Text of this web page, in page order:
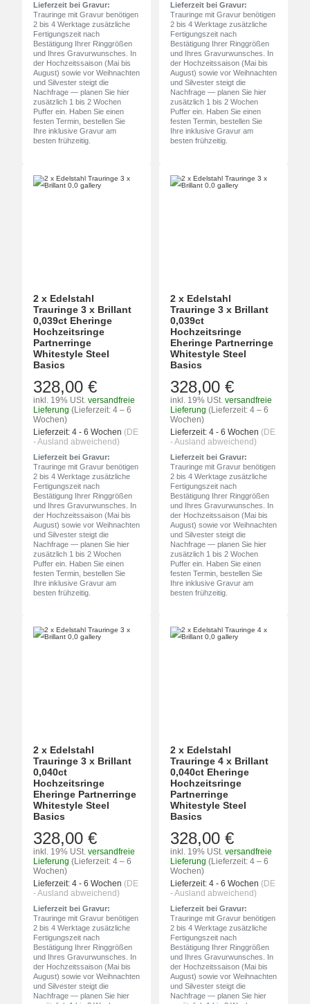
Lieferzeit bei Gravur:
Trauringe mit Gravur benötigen
2 bis 4 Werktage zusätzliche
Fertigungszeit nach
Bestätigung Ihrer Ringgrößen
und Ihres Gravurwunsches. In
der Hochzeitssaison (Mai bis
August) sowie vor Weihnachten
und Silvester steigt die
Nachfrage — planen Sie hier
zusätzlich 1 bis 2 Wochen
Puffer ein. Haben Sie einen
festen Termin, bestellen Sie
Ihre inklusive Gravur am
besten frühzeitig.
Lieferzeit bei Gravur:
Trauringe mit Gravur benötigen
2 bis 4 Werktage zusätzliche
Fertigungszeit nach
Bestätigung Ihrer Ringgrößen
und Ihres Gravurwunsches. In
der Hochzeitssaison (Mai bis
August) sowie vor Weihnachten
und Silvester steigt die
Nachfrage — planen Sie hier
zusätzlich 1 bis 2 Wochen
Puffer ein. Haben Sie einen
festen Termin, bestellen Sie
Ihre inklusive Gravur am
besten frühzeitig.
2 x Edelstahl
Trauringe 3 x Brillant
0,039ct Eheringe
Hochzeitsringe
Partnerringe
Whitestyle Steel
Basics
328,00 €
inkl. 19% USt. versandfreie
Lieferung (Lieferzeit: 4 – 6
Wochen)
Lieferzeit: 4 - 6 Wochen (DE
- Ausland abweichend)
Lieferzeit bei Gravur:
Trauringe mit Gravur benötigen
2 bis 4 Werktage zusätzliche
Fertigungszeit nach
Bestätigung Ihrer Ringgrößen
und Ihres Gravurwunsches. In
der Hochzeitssaison (Mai bis
August) sowie vor Weihnachten
und Silvester steigt die
Nachfrage — planen Sie hier
zusätzlich 1 bis 2 Wochen
Puffer ein. Haben Sie einen
festen Termin, bestellen Sie
Ihre inklusive Gravur am
besten frühzeitig.
2 x Edelstahl
Trauringe 3 x Brillant
0,039ct
Hochzeitsringe
Eheringe Partnerringe
Whitestyle Steel
Basics
328,00 €
inkl. 19% USt. versandfreie
Lieferung (Lieferzeit: 4 – 6
Wochen)
Lieferzeit: 4 - 6 Wochen (DE
- Ausland abweichend)
Lieferzeit bei Gravur:
Trauringe mit Gravur benötigen
2 bis 4 Werktage zusätzliche
Fertigungszeit nach
Bestätigung Ihrer Ringgrößen
und Ihres Gravurwunsches. In
der Hochzeitssaison (Mai bis
August) sowie vor Weihnachten
und Silvester steigt die
Nachfrage — planen Sie hier
zusätzlich 1 bis 2 Wochen
Puffer ein. Haben Sie einen
festen Termin, bestellen Sie
Ihre inklusive Gravur am
besten frühzeitig.
2 x Edelstahl
Trauringe 3 x Brillant
0,040ct
Hochzeitsringe
Eheringe Partnerringe
Whitestyle Steel
Basics
328,00 €
inkl. 19% USt. versandfreie
Lieferung (Lieferzeit: 4 – 6
Wochen)
Lieferzeit: 4 - 6 Wochen (DE
- Ausland abweichend)
Lieferzeit bei Gravur:
Trauringe mit Gravur benötigen
2 bis 4 Werktage zusätzliche
Fertigungszeit nach
Bestätigung Ihrer Ringgrößen
und Ihres Gravurwunsches. In
der Hochzeitssaison (Mai bis
August) sowie vor Weihnachten
und Silvester steigt die
Nachfrage — planen Sie hier
2 x Edelstahl
Trauringe 4 x Brillant
0,040ct Eheringe
Hochzeitsringe
Partnerringe
Whitestyle Steel
Basics
328,00 €
inkl. 19% USt. versandfreie
Lieferung (Lieferzeit: 4 – 6
Wochen)
Lieferzeit: 4 - 6 Wochen (DE
- Ausland abweichend)
Lieferzeit bei Gravur:
Trauringe mit Gravur benötigen
2 bis 4 Werktage zusätzliche
Fertigungszeit nach
Bestätigung Ihrer Ringgrößen
und Ihres Gravurwunsches. In
der Hochzeitssaison (Mai bis
August) sowie vor Weihnachten
und Silvester steigt die
Nachfrage — planen Sie hier